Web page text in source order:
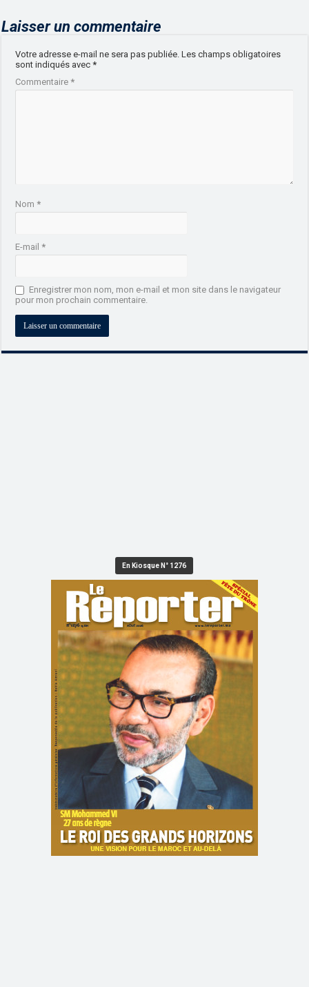
Laisser un commentaire
Votre adresse e-mail ne sera pas publiée. Les champs obligatoires
sont indiqués avec*
Commentaire*
Nom*
E-mail*
Enregistrer mon nom, mon e-mail et mon site dans le navigateur
pour mon prochain commentaire.
En Kiosque N° 1276